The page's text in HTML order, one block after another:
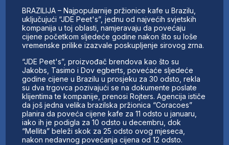
FINANSIJE
IZ STRANIH MEDIJA
AKTIVNOSTI
SWOT INTERVJU
UČLANI SE
KONTAKT
BRAZILIJA – Najpopularnije pržionice kafe u Brazilu,
uključujući “JDE Peet's”, jednu od najvećih svjetskih
kompanija u toj oblasti, namjeravaju da povećaju
cijene početkom sljedeće godine nakon što su loše
vremenske prilike izazvale poskupljenje sirovog zrna.
“JDE Peet's”, proizvođač brendova kao što su
Jakobs, Tasimo i Dov egberts, povećaće sljedeće
godine cijene u Brazilu u prosjeku za 30 odsto, rekla
su dva trgovca pozivajući se na dokumente poslate
klijentima te kompanije, prenosi Rojters. Agencija ističe
da još jedna velika brazilska pržionica “Coracoes”
planira da poveća cijene kafe za 11 odsto u januaru,
iako ih je podigla za 10 odsto u decembru, dok
“Mellita” beleži skok za 25 odsto ovog mjeseca,
nakon nedavnog povećanja cijena od 12 odsto.